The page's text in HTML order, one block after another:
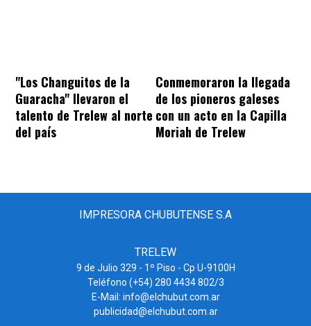
"Los Changuitos de la
Guaracha" llevaron el
talento de Trelew al norte
del país
Conmemoraron la llegada
de los pioneros galeses
con un acto en la Capilla
Moriah de Trelew
IMPRESORA CHUBUTENSE S.A
TRELEW
9 de Julio 329 - 1º Piso - Cp U-9100H
Teléfono (+54) 280 4434 802/3
E-Mail: info@elchubut.com.ar
publicidad@elchubut.com.ar